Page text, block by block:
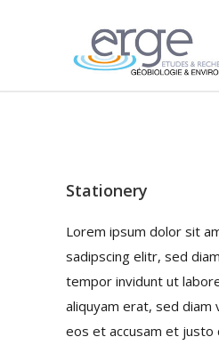
Stationery
Lorem ipsum dolor sit
sadipscing elitr, sed
tempor invidunt ut
aliquyam erat, sed diam
eos et accusam et justo